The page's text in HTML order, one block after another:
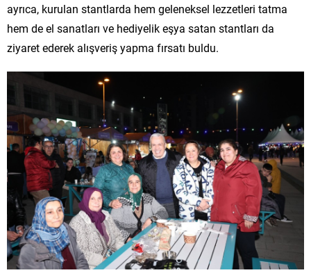
ayrıca, kurulan stantlarda hem geleneksel lezzetleri tatma
hem de el sanatları ve hediyelik eşya satan stantları da
ziyaret ederek alışveriş yapma fırsatı buldu.